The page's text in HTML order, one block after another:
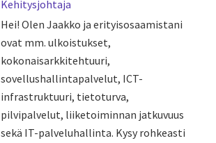
Kehitysjohtaja
Hei! Olen Jaakko ja erityisosaamistani
ovat mm. ulkoistukset,
kokonaisarkkitehtuuri,
sovellushallintapalvelut, ICT-
infrastruktuuri, tietoturva,
pilvipalvelut, liiketoiminnan jatkuvuus
sekä IT-palveluhallinta. Kysy rohkeasti